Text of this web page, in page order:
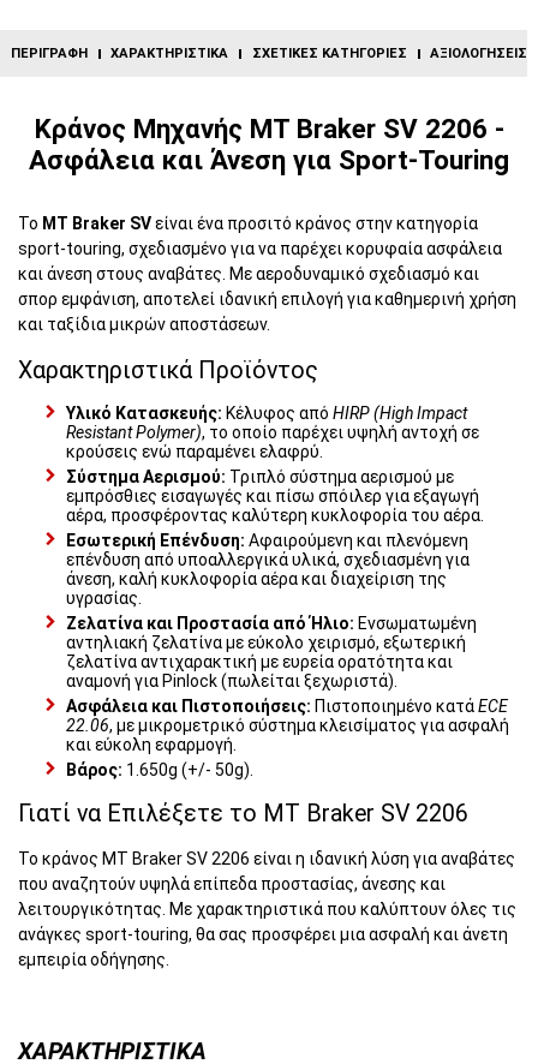
ΠΕΡΙΓΡΑΦΉ ΧΑΡΑΚΤΗΡΙΣΤΙΚΆ ΣΧΕΤΙΚΈΣ ΚΑΤΗΓΟΡΊΕΣ ΑΞΙΟΛΟΓΉΣΕΙΣ
Κράνος Μηχανής MT Braker SV 2206 -
Ασφάλεια και Άνεση για Sport-Touring
Το MT Braker SVείναι ένα προσιτό κράνος στην κατηγορία
sport-touring, σχεδιασμένο για να παρέχει κορυφαία ασφάλεια
και άνεση στους αναβάτες. Με αεροδυναμικό σχεδιασμό και
σπορ εμφάνιση, αποτελεί ιδανική επιλογή για καθημερινή χρήση
και ταξίδια μικρών αποστάσεων.
Χαρακτηριστικά Προϊόντος
Υλικό Κατασκευής: Κέλυφος από HIRP (High Impact
Resistant Polymer), το οποίο παρέχει υψηλή αντοχή σε
κρούσεις ενώ παραμένει ελαφρύ.
Σύστημα Αερισμού: Τριπλό σύστημα αερισμού με
εμπρόσθιες εισαγωγές και πίσω σπόιλερ για εξαγωγή
αέρα, προσφέροντας καλύτερη κυκλοφορία του αέρα.
Εσωτερική Επένδυση: Αφαιρούμενη και πλενόμενη
επένδυση από υποαλλεργικά υλικά, σχεδιασμένη για
άνεση, καλή κυκλοφορία αέρα και διαχείριση της
υγρασίας.
Ζελατίνα και Προστασία από Ήλιο: Ενσωματωμένη
αντηλιακή ζελατίνα με εύκολο χειρισμό, εξωτερική
ζελατίνα αντιχαρακτική με ευρεία ορατότητα και
αναμονή για Pinlock (πωλείται ξεχωριστά).
Ασφάλεια και Πιστοποιήσεις: Πιστοποιημένο κατάECE
22.06, με μικρομετρικό σύστημα κλεισίματος για ασφαλή
και εύκολη εφαρμογή.
Βάρος: 1.650g (+/- 50g).
Γιατί να Επιλέξετε το MT Braker SV 2206
Το κράνος MT Braker SV 2206 είναι η ιδανική λύση για αναβάτες
που αναζητούν υψηλά επίπεδα προστασίας, άνεσης και
λειτουργικότητας. Με χαρακτηριστικά που καλύπτουν όλες τις
ανάγκες sport-touring, θα σας προσφέρει μια ασφαλή και άνετη
εμπειρία οδήγησης.
ΧΑΡΑΚΤΗΡΙΣΤΙΚΆ